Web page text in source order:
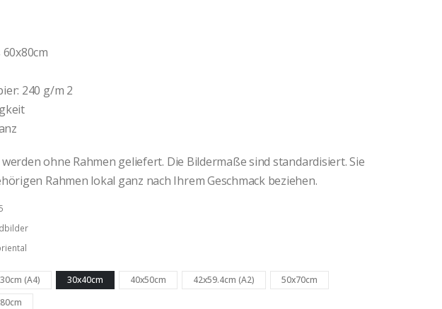
240 g/m 2
ohne Rahmen geliefert. Die Bildermaße sind standardisiert. Sie
Rahmen lokal ganz nach Ihrem Geschmack beziehen.
(A4) 30x40cm 40x50cm 42x59.4cm (A2)
50x70cm